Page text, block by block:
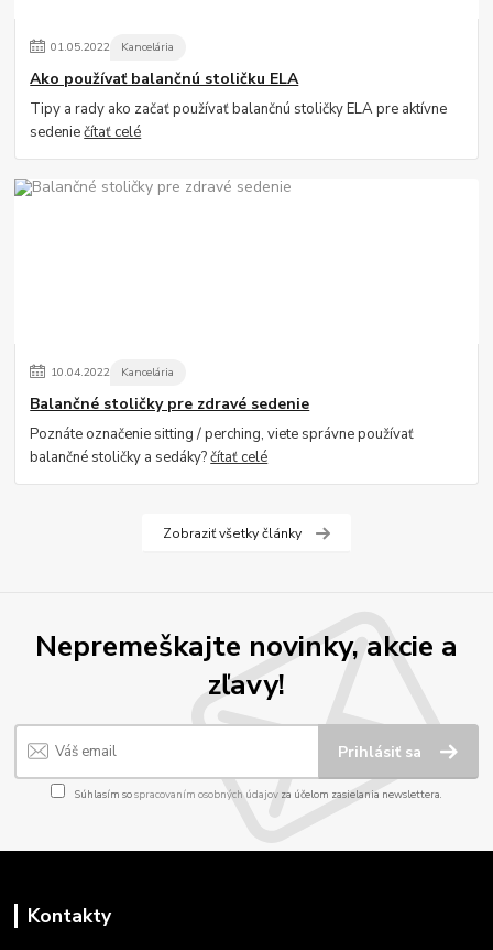
01.05.2022 Kancelária
Ako používať balančnú stoličku ELA
Tipy a rady ako začať používať balančnú stoličky ELA pre aktívne
sedeniečítať celé
10.04.2022 Kancelária
Balančné stoličky pre zdravé sedenie
Poznáte označenie sitting / perching, viete správne používať
balančné stoličky a sedáky?čítať celé
Zobraziť všetky články
Nepremeškajte novinky, akcie a
zľavy!
Prihlásiť sa
Súhlasím sospracovaním osobných údajov za účelom zasielania newslettera.
Kontakty